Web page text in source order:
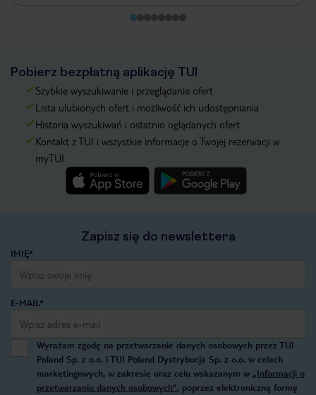
Pobierz bezpłatną aplikację TUI
Szybkie wyszukiwanie i przeglądanie ofert
Lista ulubionych ofert i możliwość ich udostępniania
Historia wyszukiwań i ostatnio oglądanych ofert
Kontakt z TUI i wszystkie informacje o Twojej rezerwacji w
myTUI
Zapisz się do newslettera
IMIĘ*
E-MAIL*
Wyrażam zgodę na przetwarzanie danych osobowych przez TUI
Poland Sp. z o.o. i TUI Poland Dystrybucja Sp. z o.o. w celach
marketingowych, w zakresie oraz celu wskazanym w „Informacji o
przetwarzaniu danych osobowych”, poprzez elektroniczną formę